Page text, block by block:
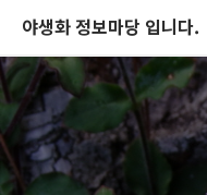
야생화 정보마당 입니다.